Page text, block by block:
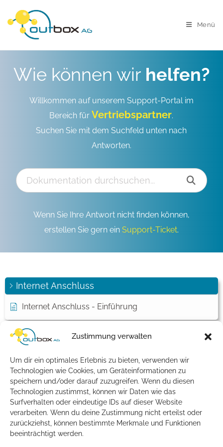
Zustimmung verwalten
Um dir ein optimales Erlebnis zu bieten, verwenden wir
Technologien wie Cookies, um Geräteinformationen zu
speichern und/oder darauf zuzugreifen. Wenn du diesen
Technologien zustimmst, können wir Daten wie das
Surfverhalten oder eindeutige IDs auf dieser Website
verarbeiten. Wenn du deine Zustimmung nicht erteilst oder
zurückziehst, können bestimmte Merkmale und Funktionen
beeinträchtigt werden.
Menü
Wie können wir helfen?
Willkommen auf unserem Support-Portal im
Bereich für Vertriebspartner.
Suchen Sie mit dem Suchfeld unten nach
Antworten.
Wenn Sie Ihre Antwort nicht finden können,
erstellen Sie gern ein Support-Ticket.
Internet Anschluss
Internet Anschluss - Einführung
Übersicht Internet Anschluss
Kategorie - Internet
Anschluss
Artikel
Internet Anschluss - Einführung